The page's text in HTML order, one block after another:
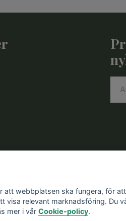
att webbplatsen ska fungera, för att
visa relevant marknadsföring. Du
mer i vår Cookie-policy.